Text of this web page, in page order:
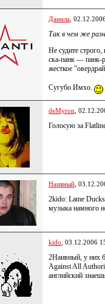
Данила ,
Так в чем же
Не судите строго,
ска-панк — панк-
жесткое
Сугубо Имхо.
deMyron ,
Голосую за
Наивный ,
2kido: Lame
музыка намного
kido , 03.12.2006
2Наивный, у них
Against All
английский